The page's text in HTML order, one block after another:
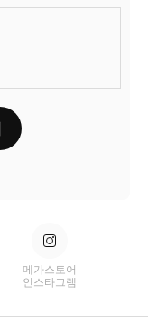
메가스토어
인스타그램